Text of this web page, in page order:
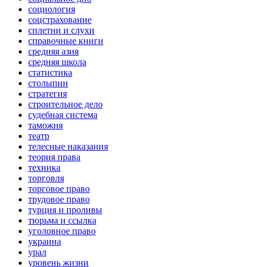
социология
соцстрахование
сплетни и слухи
справочные книги
средняя азия
средняя школа
статистика
столыпин
стратегия
строительное дело
судебная система
таможня
театр
телесные наказания
теория права
техника
торговля
торговое право
трудовое право
турция и проливы
тюрьма и ссылка
уголовное право
украина
урал
уровень жизни